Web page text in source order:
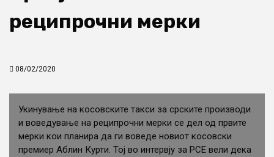
реципрочни мерки
08/02/2020
Укинување на косовските такси за срските производи
и воведување на реципрочни мерки се дел од првите
мерки кои планира да ги воведе новиот косовски
премиер Аблин Курти. Тој во интервју за РСЕ вели дека